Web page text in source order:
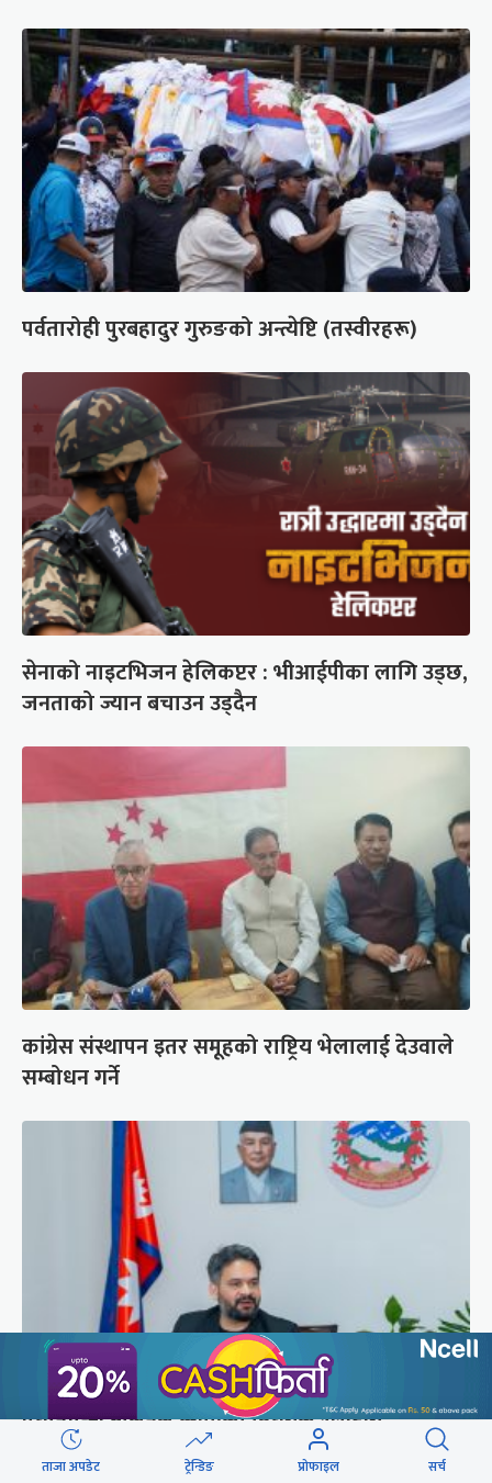
पर्वतारोही पुरबहादुर गुरुङको अन्त्येष्टि (तस्वीरहरू)
सेनाको नाइटभिजन हेलिकप्टर : भीआईपीका लागि उड्छ,
जनताको ज्यान बचाउन उड्दैन
कांग्रेस संस्थापन इतर समूहको राष्ट्रिय भेलालाई देउवाले
सम्बोधन गर्ने
प्रधानमन्त्री बालेनले ल्याएको विधेयक संसदीय
समितिबाट जस्ताको तस्तै सदर
ताजा अपडेट ट्रेन्डिङ प्रोफाइल सर्च